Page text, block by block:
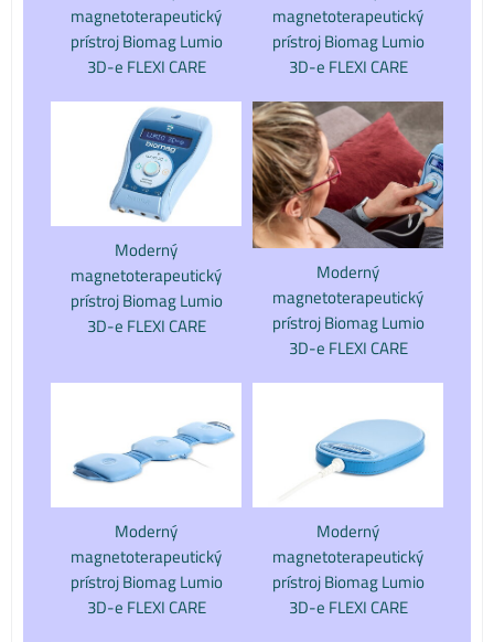
magnetoterapeutický
prístroj Biomag Lumio
3D-e FLEXI CARE
magnetoterapeutický
prístroj Biomag Lumio
3D-e FLEXI CARE
Moderný
magnetoterapeutický
prístroj Biomag Lumio
3D-e FLEXI CARE
Moderný
magnetoterapeutický
prístroj Biomag Lumio
3D-e FLEXI CARE
Moderný
magnetoterapeutický
prístroj Biomag Lumio
3D-e FLEXI CARE
Moderný
magnetoterapeutický
prístroj Biomag Lumio
3D-e FLEXI CARE